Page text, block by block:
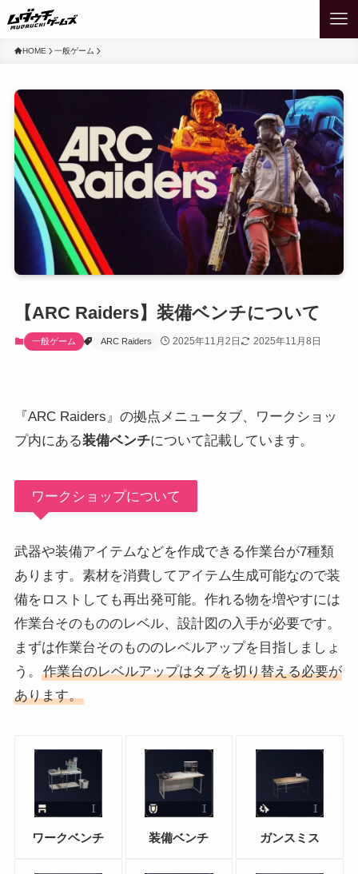
HOME 一般ゲーム
【ARC Raiders】装備ベンチについて
一般ゲーム ARC Raiders 2025年11月2日 2025年11月8日
『ARC Raiders』の拠点メニュータブ、ワークショッ
プ内にある装備ベンチについて記載しています。
ワークショップについて
武器や装備アイテムなどを作成できる作業台が7種類
あります。素材を消費してアイテム生成可能なので装
備をロストしても再出発可能。作れる物を増やすには
作業台そのもののレベル、設計図の入手が必要です。
まずは作業台そのもののレベルアップを目指しましょ
う。
作業台のレベルアップはタブを切り替える必要が
あります。
ワークベンチ 装備ベンチ ガンスミス